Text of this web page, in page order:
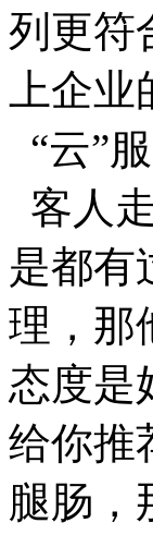
列更符
上企
“云”
客人
是都有
理，那
态度是
给你推
腿肠，